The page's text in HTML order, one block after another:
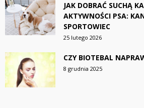
JAK DOBRAĆ SUCHĄ
AKTYWNOŚCI PSA:
SPORTOWIEC
25 lutego 2026
CZY BIOTEBAL
8 grudnia 2025